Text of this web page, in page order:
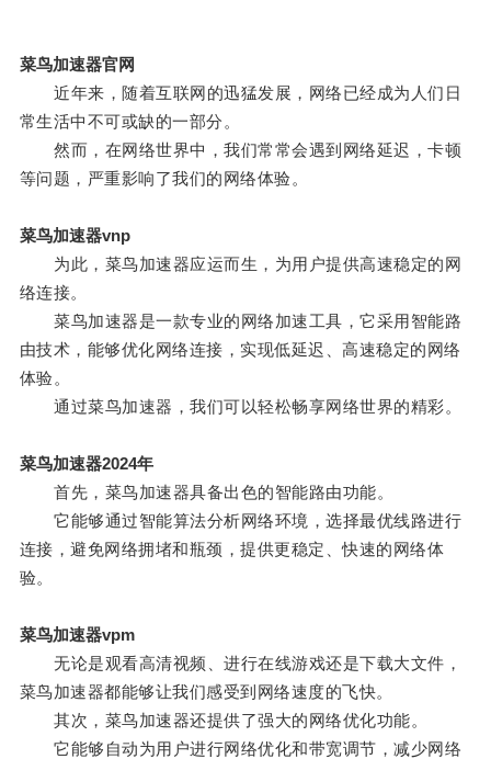
菜鸟加速器官网
近年来，随着互联网的迅猛发展，网络已经成为人们日
常生活中不可或缺的一部分。
然而，在网络世界中，我们常常会遇到网络延迟，卡顿
等问题，严重影响了我们的网络体验。
菜鸟加速器vnp
为此，菜鸟加速器应运而生，为用户提供高速稳定的网
络连接。
菜鸟加速器是一款专业的网络加速工具，它采用智能路
由技术，能够优化网络连接，实现低延迟、高速稳定的网络
体验。
通过菜鸟加速器，我们可以轻松畅享网络世界的精彩。
菜鸟加速器2024年
首先，菜鸟加速器具备出色的智能路由功能。
它能够通过智能算法分析网络环境，选择最优线路进行
连接，避免网络拥堵和瓶颈，提供更稳定、快速的网络体
验。
菜鸟加速器vpm
无论是观看高清视频、进行在线游戏还是下载大文件，
菜鸟加速器都能够让我们感受到网络速度的飞快。
其次，菜鸟加速器还提供了强大的网络优化功能。
它能够自动为用户进行网络优化和带宽调节，减少网络